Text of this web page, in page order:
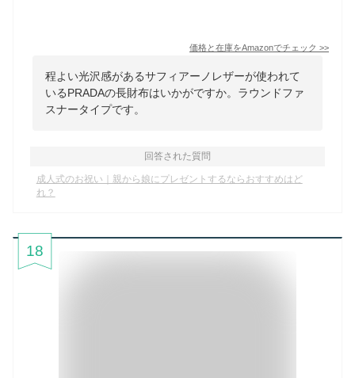
価格と在庫をAmazonでチェック >>
程よい光沢感があるサフィアーノレザーが使われて
いるPRADAの長財布はいかがですか。ラウンドファ
スナータイプです。
回答された質問
成人式のお祝い｜親から娘にプレゼントするならおすすめはど
れ？
18